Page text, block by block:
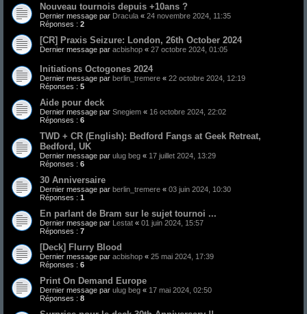
Nouveau tournois depuis +10ans ?
Dernier message par Dracula « 24 novembre 2024, 11:35
Réponses : 2
[CR] Praxis Seizure: London, 26th October 2024
Dernier message par acbishop « 27 octobre 2024, 01:05
Initiations Octogones 2024
Dernier message par berlin_tremere « 22 octobre 2024, 12:19
Réponses : 5
Aide pour deck
Dernier message par Snegiem « 16 octobre 2024, 22:02
Réponses : 6
TWD + CR (English): Bedford Fangs at Geek Retreat,
Bedford, UK
Dernier message par ulug beg « 17 juillet 2024, 13:29
Réponses : 6
30 Anniversaire
Dernier message par berlin_tremere « 03 juin 2024, 10:30
Réponses : 1
En parlant de Bram sur le sujet tournoi ...
Dernier message par Lestat « 01 juin 2024, 15:57
Réponses : 7
[Deck] Flurry Blood
Dernier message par acbishop « 25 mai 2024, 17:39
Réponses : 6
Print On Demand Europe
Dernier message par ulug beg « 17 mai 2024, 02:50
Réponses : 8